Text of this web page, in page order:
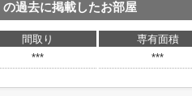
の過去に掲載したお部屋
間取り 専有面積
*** ***